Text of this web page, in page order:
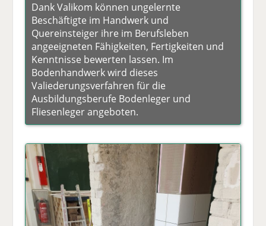
Dank Valikom können ungelernte
Beschäftigte im Handwerk und
Quereinsteiger ihre im Berufsleben
angeeigneten Fähigkeiten, Fertigkeiten und
Kenntnisse bewerten lassen. Im
Bodenhandwerk wird dieses
Valiederungsverfahren für die
Ausbildungsberufe Bodenleger und
Fliesenleger angeboten.